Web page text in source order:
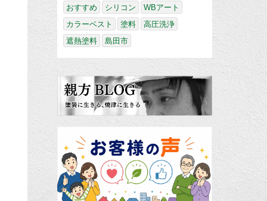
おすすめ
シリコン
WBアート
カラーベスト
塗料
高圧洗浄
遮熱塗料
島田市